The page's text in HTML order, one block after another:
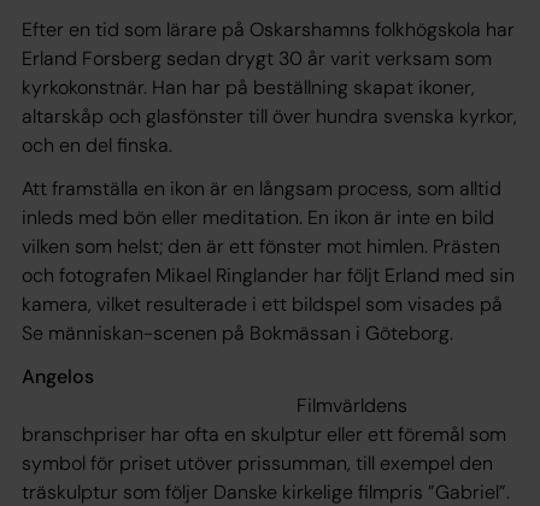
Efter en tid som lärare på Oskarshamns folkhögskola har
Erland Forsberg sedan drygt 30 år varit verksam som
kyrkokonstnär. Han har på beställning skapat ikoner,
altarskåp och glasfönster till över hundra svenska kyrkor,
och en del finska.
Att framställa en ikon är en långsam process, som alltid
inleds med bön eller meditation. En ikon är inte en bild
vilken som helst; den är ett fönster mot himlen. Prästen
och fotografen Mikael Ringlander har följt Erland med sin
kamera, vilket resulterade i ett bildspel som visades på
Se människan-scenen på Bokmässan i Göteborg.
Angelos
Filmvärldens
branschpriser har ofta en skulptur eller ett föremål som
symbol för priset utöver prissumman, till exempel den
träskulptur som följer Danske kirkelige filmpris ”Gabriel”.